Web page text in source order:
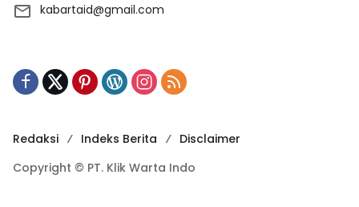
kabartaid@gmail.com
Redaksi Indeks Berita
Disclaimer
Copyright © PT. Klik Warta Indo